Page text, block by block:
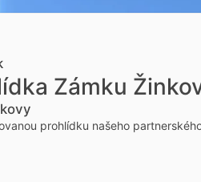
Zámku
prohlídku našeho